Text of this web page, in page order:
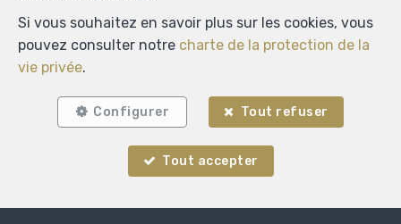
Si vous souhaitez en savoir plus sur les cookies, vous
pouvez consulter notre charte de la protection de la
vie privée.
Configurer Tout refuser
Tout accepter